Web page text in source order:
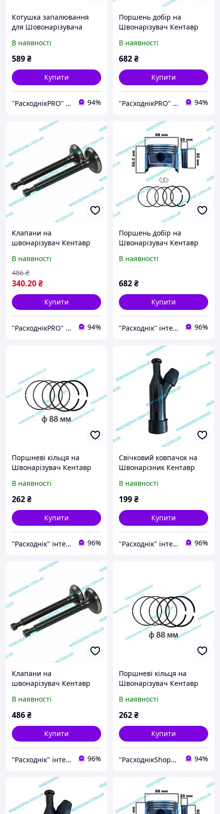
Котушка запалювання
для Шовонарізувача
В наявності
589₴
Купити
"РасходнікPRO" магазин запчастин 94%
Поршень добір на
Швонарізувач Кентавр
В наявності
682₴
Купити
"РасходнікPRO" магазин запчастин 94%
Клапани на
швонарізувач Кентавр
випускний)
В наявності
340.20₴
486 ₴
Купити
"РасходнікPRO" магазин запчастин 94%
Поршень добір на
Швонарізувач Кентавр
В наявності
682₴
Купити
"Расходнік" інтернет магазин запчастин 96%
Поршневі кільця на
Швонарізувач Кентавр
В наявності
262₴
Купити
"Расходнік" інтернет магазин запчастин 96%
Свічковий ковпачок на
Швонарізник Кентавр
В наявності
199₴
Купити
"Расходнік" інтернет магазин запчастин 96%
Клапани на
швонарізувач Кентавр
випускний)
В наявності
486₴
Купити
"Расходнік" інтернет магазин запчастин 96%
Поршневі кільця на
Швонарізувач Кентавр
В наявності
262₴
Купити
"РасходнікShop" інтернет магазин комплектуючих та запчастин 94%